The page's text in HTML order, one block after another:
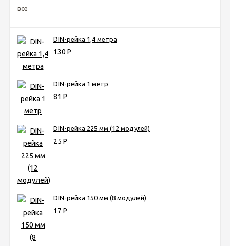
все
DIN-рейка 1,4 метра
130 Р
DIN-рейка 1 метр
81 Р
DIN-рейка 225 мм (12 модулей)
25 Р
DIN-рейка 150 мм (8 модулей)
17 Р